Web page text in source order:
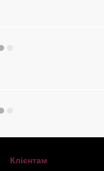
Клієнтам